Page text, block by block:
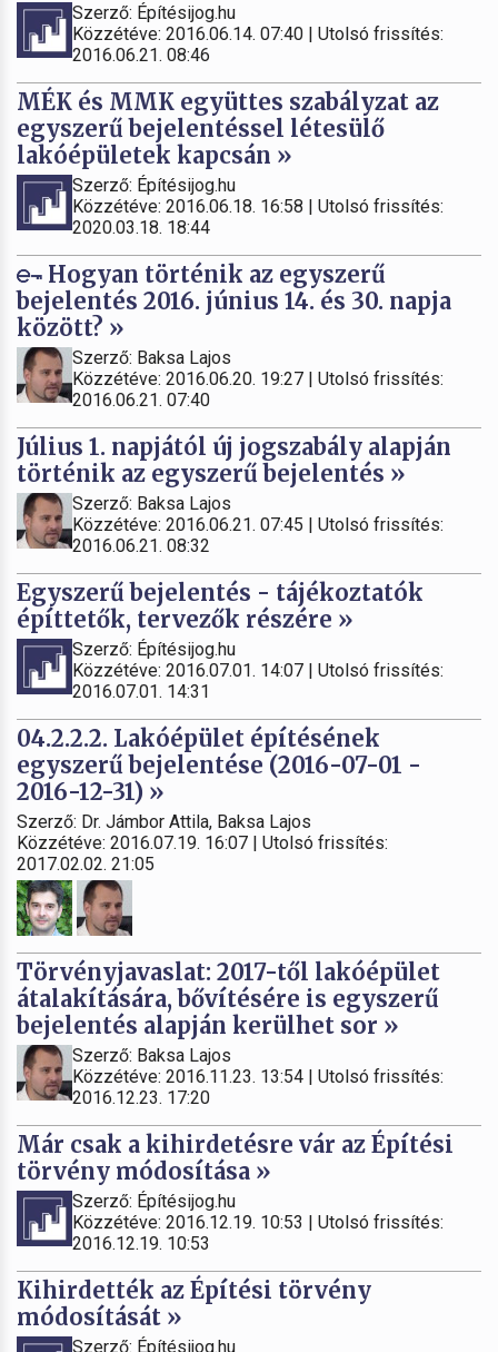
Szerző: Építésijog.hu
Közzétéve: 2016.06.14. 07:40 | Utolsó frissítés:
2016.06.21. 08:46
MÉK és MMK együttes szabályzat az
egyszerű bejelentéssel létesülő
lakóépületek kapcsán »
Szerző: Építésijog.hu
Közzétéve: 2016.06.18. 16:58 | Utolsó frissítés:
2020.03.18. 18:44
Hogyan történik az egyszerű
bejelentés 2016. június 14. és 30. napja
között? »
Szerző: Baksa Lajos
Közzétéve: 2016.06.20. 19:27 | Utolsó frissítés:
2016.06.21. 07:40
Július 1. napjától új jogszabály alapján
történik az egyszerű bejelentés »
Szerző: Baksa Lajos
Közzétéve: 2016.06.21. 07:45 | Utolsó frissítés:
2016.06.21. 08:32
Egyszerű bejelentés - tájékoztatók
építtetők, tervezők részére »
Szerző: Építésijog.hu
Közzétéve: 2016.07.01. 14:07 | Utolsó frissítés:
2016.07.01. 14:31
04.2.2.2. Lakóépület építésének
egyszerű bejelentése (2016-07-01 -
2016-12-31) »
Szerző: Dr. Jámbor Attila, Baksa Lajos
Közzétéve: 2016.07.19. 16:07 | Utolsó frissítés:
2017.02.02. 21:05
Törvényjavaslat: 2017-től lakóépület
átalakítására, bővítésére is egyszerű
bejelentés alapján kerülhet sor »
Szerző: Baksa Lajos
Közzétéve: 2016.11.23. 13:54 | Utolsó frissítés:
2016.12.23. 17:20
Már csak a kihirdetésre vár az Építési
törvény módosítása »
Szerző: Építésijog.hu
Közzétéve: 2016.12.19. 10:53 | Utolsó frissítés:
2016.12.19. 10:53
Kihirdették az Építési törvény
módosítását »
Szerző: Építésijog.hu